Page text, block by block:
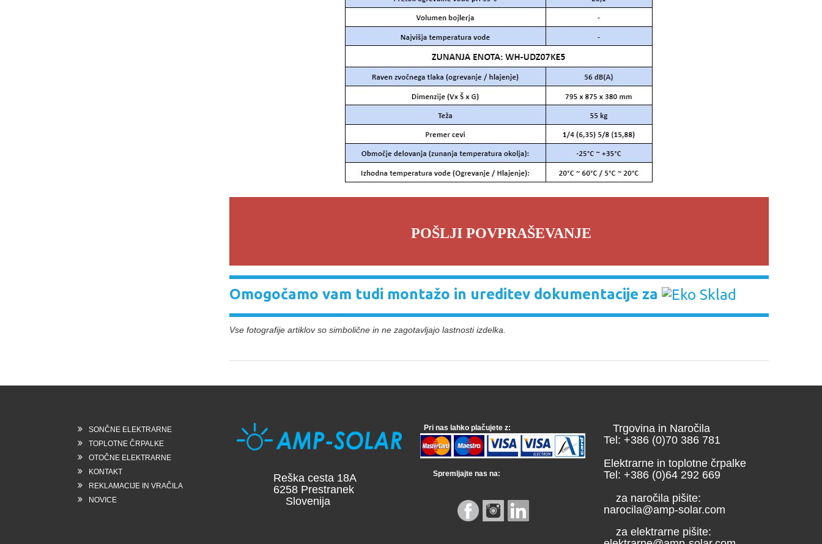
POŠLJI POVPRAŠEVANJE
Omogočamo vam tudi montažo in ureditev dokumentacije za
Vse fotografije artiklov so simbolične in ne zagotavljajo lastnosti izdelka.
SONČNE ELEKTRARNE
TOPLOTNE ČRPALKE
OTOČNE ELEKTRARNE
KONTAKT
REKLAMACIJE IN VRAČILA
NOVICE
Reška cesta 18A
6258 Prestranek
Slovenija
Pri nas lahko plačujete z:
Spremljajte nas na:
Trgovina in Naročila
Tel: +386 (0)70 386 781
Elektrarne in toplotne črpalke
Tel: +386 (0)64 292 669
za naročila pišite:
narocila@amp-solar.com
za elektrarne pišite: